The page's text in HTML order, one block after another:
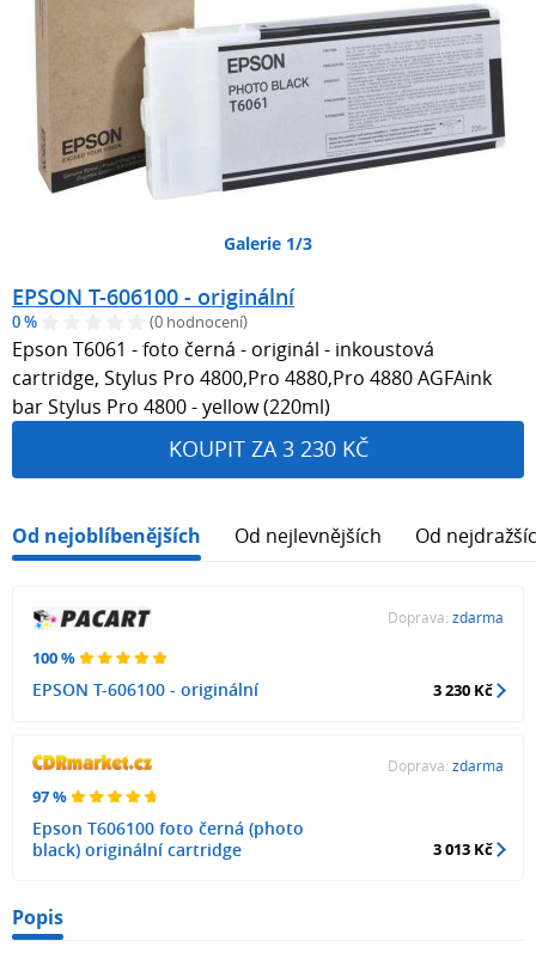
Galerie 1/3
EPSON T-606100 - originální
0 % (0 hodnocení)
Epson T6061 - foto černá - originál - inkoustová
cartridge, Stylus Pro 4800,Pro 4880,Pro 4880 AGFAink
bar Stylus Pro 4800 - yellow (220ml)
KOUPIT ZA 3 230 KČ
Od nejoblíbenějších Od nejlevnějších Od
100 %
EPSON T-606100 - originální
Doprava: zdarma
3 230 Kč
97 %
Epson T606100 foto černá (photo
black) originální cartridge
Doprava: zdarma
3 013 Kč
Popis